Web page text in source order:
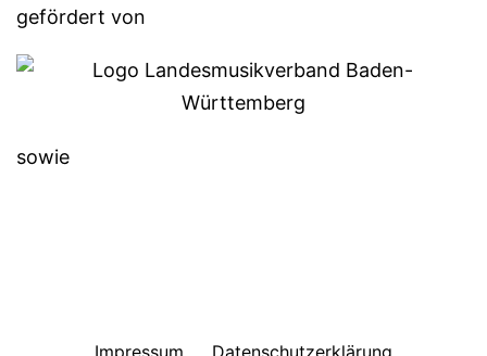
gefördert von
sowie
Impressum Datenschutzerklärung